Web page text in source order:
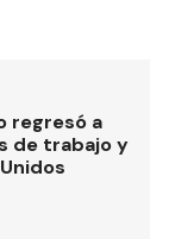
regresó a
de trabajo y